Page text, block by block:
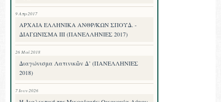
9 Απρ 2017
ΑΡΧΑΙΑ ΕΛΛΗΝΙΚΑ ΑΝΘΡ/ΚΩΝ ΣΠΟΥΔ. -
ΔΙΑΓΩΝΙΣΜΑ III (ΠΑΝΕΛΛΗΝΙΕΣ 2017)
26 Μαΐ 2018
Διαγώνισμα Λατινικῶν Δ’ (ΠΑΝΕΛΛΗΝΙΕΣ
2018)
7 Ιουν 2026